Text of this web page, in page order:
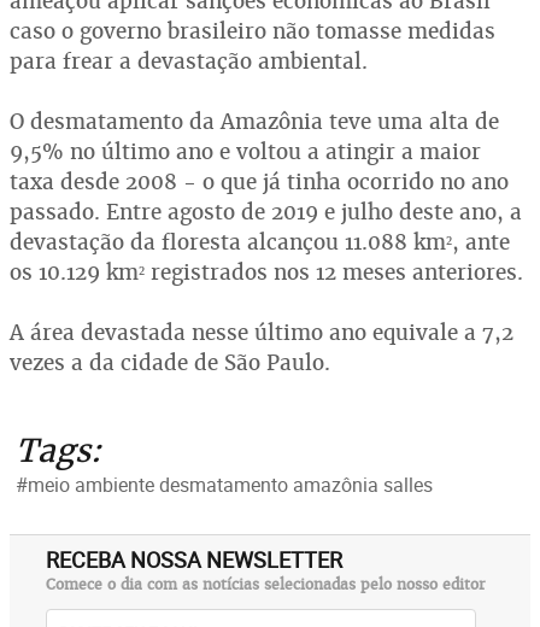
caso o governo brasileiro não tomasse medidas
para frear a devastação ambiental.
O desmatamento da Amazônia teve uma alta de
9,5% no último ano e voltou a atingir a maior
taxa desde 2008 - o que já tinha ocorrido no ano
passado. Entre agosto de 2019 e julho deste ano, a
devastação da floresta alcançou 11.088 km², ante
os 10.129 km² registrados nos 12 meses anteriores.
A área devastada nesse último ano equivale a 7,2
vezes a da cidade de São Paulo.
Tags:
#meio ambiente desmatamento amazônia salles
RECEBA NOSSA NEWSLETTER
Comece o dia com as notícias selecionadas pelo nosso editor